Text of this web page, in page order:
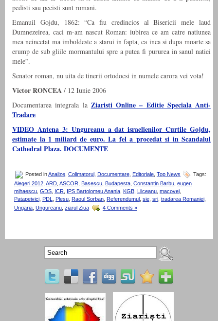
pedisti sau pecisti sunt romani.
Emanuil Gojdu, 1862: “Ca fiu credincios al Bisericii mele laud
Dumnezeirea, caci m-am nascut Roman: iubirea ce am catre natiunea
mea neincetat ma imboldeste a starui in fapta, ca inca si dupa moarte sa
erump de sub gliile mormantului spre a putea fi pururea in sanul natiei
mele”.
Senator roman, nu uita de tinerii ortodocsi in numele carora vei vota!
Victor RONCEA / 12 Iunie 2006
Documentarea integrala la Ziaristi Online – Editie Speciala Anti-
Tradare
VIDEO Antena 3: Ungureanu a dat israelienilor Curtile Gojdu,
estimate la 1 miliard de euro. La fel a procedat si in Scandalul
Cathedral Plaza. DOCUMENTE
Posted inAnalize Colimatorul Documentare Editoriale Top News
Tags:
Alegeri 2012, ARD, ASCOR, Basescu, Budapesta, Constantin Barbu, eugen
mihaescu, GDS, ICR, IPS Bartolomeu Anania, KGB, Liiceanu, macovei,
Patapeivici, PDL, Plesu, Raoul Sorban, Referendumul , sie, sri, tradarea Romaniei,
Ungaria Ungureanu ziarul Ziua 4 Comments »